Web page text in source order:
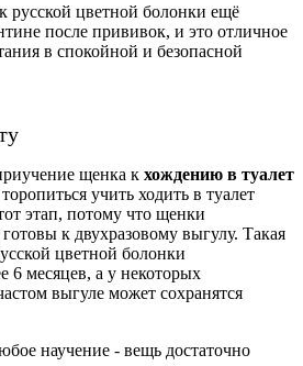
цветной болонки ещё
после прививок, и это отличное
в спокойной и безопасной
щенка к хождению в туалет
учить ходить в туалет
этап, потому что щенки
к двухразовому выгулу. Такая
цветной болонки
6 месяцев, а у некоторых
выгуле может сохранятся
научение - вещь достаточно